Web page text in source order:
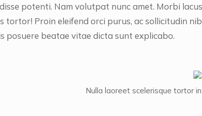
potenti. Nam volutpat nunc amet. Morbi
tortor! Proin eleifend orci purus, ac sollicitudin
posuere beatae vitae dicta sunt explicabo.
Nulla laoreet scelerisque tortor